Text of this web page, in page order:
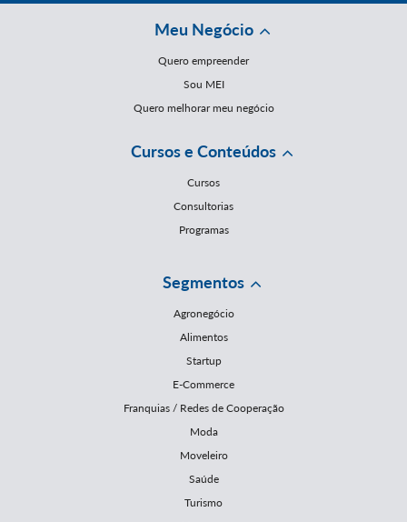
Meu Negócio
Quero empreender
Sou MEI
Quero melhorar meu negócio
Cursos e Conteúdos
Cursos
Consultorias
Programas
Segmentos
Agronegócio
Alimentos
Startup
E-Commerce
Franquias / Redes de Cooperação
Moda
Moveleiro
Saúde
Turismo